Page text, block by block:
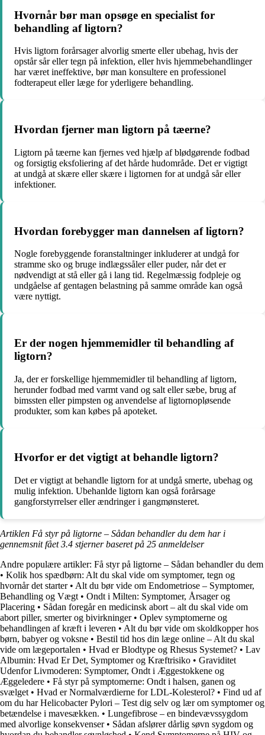
Hvornår bør man opsøge en specialist for
behandling af ligtorn?
Hvis ligtorn forårsager alvorlig smerte eller ubehag, hvis der
opstår sår eller tegn på infektion, eller hvis hjemmebehandlinger
har været ineffektive, bør man konsultere en professionel
fodterapeut eller læge for yderligere behandling.
Hvordan fjerner man ligtorn på tæerne?
Ligtorn på tæerne kan fjernes ved hjælp af blødgørende fodbad
og forsigtig eksfoliering af det hårde hudområde. Det er vigtigt
at undgå at skære eller skære i ligtornen for at undgå sår eller
infektioner.
Hvordan forebygger man dannelsen af ligtorn?
Nogle forebyggende foranstaltninger inkluderer at undgå for
stramme sko og bruge indlægssåler eller puder, når det er
nødvendigt at stå eller gå i lang tid. Regelmæssig fodpleje og
undgåelse af gentagen belastning på samme område kan også
være nyttigt.
Er der nogen hjemmemidler til behandling af
ligtorn?
Ja, der er forskellige hjemmemidler til behandling af ligtorn,
herunder fodbad med varmt vand og salt eller sæbe, brug af
bimssten eller pimpsten og anvendelse af ligtornopløsende
produkter, som kan købes på apoteket.
Hvorfor er det vigtigt at behandle ligtorn?
Det er vigtigt at behandle ligtorn for at undgå smerte, ubehag og
mulig infektion. Ubehanlde ligtorn kan også forårsage
gangforstyrrelser eller ændringer i gangmønsteret.
Artiklen Få styr på ligtorne – Sådan behandler du dem har i
gennemsnit fået3.4 stjerner baseret på 25 anmeldelser
Andre populære artikler: Få styr på ligtorne – Sådan behandler du dem
• Kolik hos spædbørn: Alt du skal vide om symptomer, tegn og
hvornår det starter• Alt du bør vide om Endometriose – Symptomer,
Behandling og Vægt • Ondt i Milten: Symptomer, Årsager og
Placering • Sådan foregår en medicinsk abort – alt du skal vide om
abort piller, smerter og bivirkninger• Oplev symptomerne og
behandlingen af kræft i leveren • Alt du bør vide om skoldkopper hos
børn, babyer og voksne • Bestil tid hos din læge online – Alt du skal
vide om lægeportalen • Hvad er Blodtype og Rhesus Systemet? • Lav
Albumin: Hvad Er Det, Symptomer og Kræftrisiko • Graviditet
Udenfor Livmoderen: Symptomer, Ondt i Æggestokkene og
Æggeledere • Få styr på symptomerne: Ondt i halsen, ganen og
svælget • Hvad er Normalværdierne for LDL-Kolesterol? • Find ud af
om du har Helicobacter Pylori – Test dig selv og lær om symptomer og
betændelse i mavesækken. • Lungefibrose – en bindevævssygdom
med alvorlige konsekvenser• Sådan afslører dårlig søvn sygdom og